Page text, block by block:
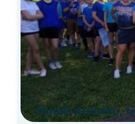
Osmák druháků,